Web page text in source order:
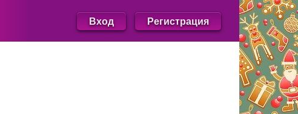
Вход Регистрация